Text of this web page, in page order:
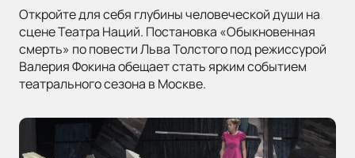
Откройте для себя глубины человеческой души на
сцене Театра Наций. Постановка «Обыкновенная
смерть» по повести Льва Толстого под режиссурой
Валерия Фокина обещает стать ярким событием
театрального сезона в Москве.